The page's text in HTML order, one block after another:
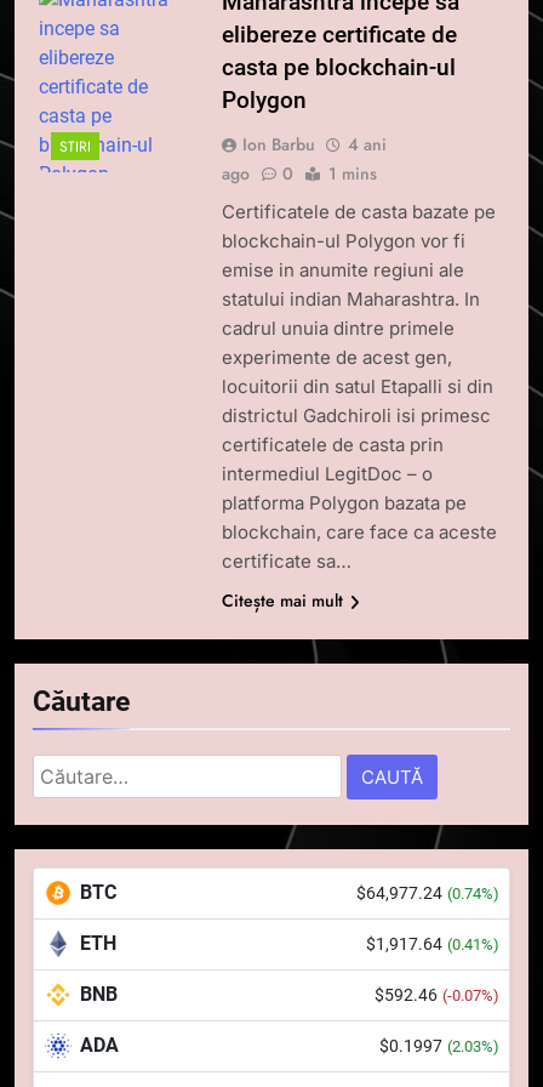
STIRI
elibereze certificate de
casta pe blockchain-ul
Polygon
Ion Barbu
4 ani
ago
0 1 mins
Certificatele de casta bazate pe
blockchain-ul Polygon vor fi
emise in anumite regiuni ale
statului indian Maharashtra. In
cadrul unuia dintre primele
experimente de acest gen,
locuitorii din satul Etapalli si din
districtul Gadchiroli isi primesc
certificatele de casta prin
intermediul LegitDoc – o
platforma Polygon bazata pe
blockchain, care face ca aceste
certificate sa…
Citește mai mult
Căutare
Caută
după:
BTC $64,977.24 (0.74%)
ETH $1,917.64 (0.41%)
BNB $592.46 (-0.07%)
ADA $0.1997 (2.03%)
5
dolari cu sprijinul Ripple, apoi a
pierdut jumătate din aceștia
într-un atac cibernetic în mai
puțin de 24 de ore
STIRI
Banii digitali și arhitectura
încrederii: O nouă viziune asupra
banilor în era digitală